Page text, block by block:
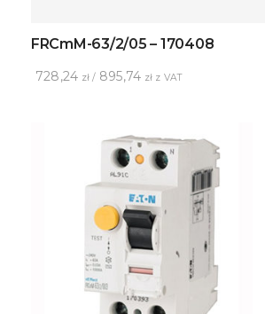
FRCmM-63/2/05 – 170408
728,24 zł / 895,74 zł z VAT